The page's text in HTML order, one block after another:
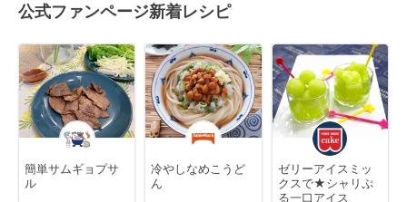
公式ファンページ新着レシピ
簡単サムギョプサ
ル
冷やしなめこうど
ん
ゼリーアイスミッ
クスで★シャリぷ
る一口アイス